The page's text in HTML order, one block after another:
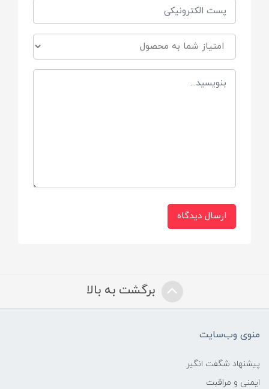
ارسال دیدگاه
برگشت به بالا
منوی وب‌سایت
پیشنهاد شگفت انگیر
ایمنی و مراقبت